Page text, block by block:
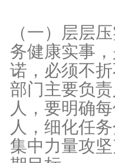
（一）层层
务健康实事
诺，必须不
部门主要负
人，要明确
人，细化任
集中力量攻